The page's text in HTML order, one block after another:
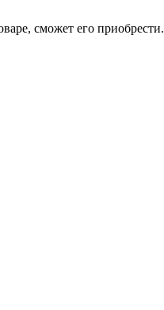
сможет его приобрести.